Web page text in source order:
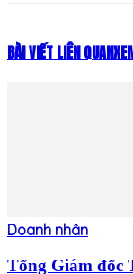
BÀI VIẾT LIÊN QUAN
Doanh nhân
Tổng Giám đốc